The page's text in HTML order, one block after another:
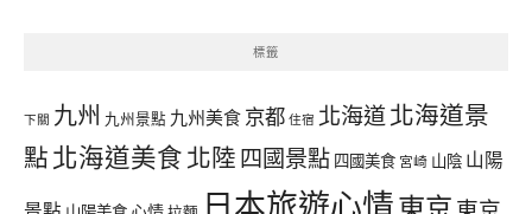
標籤
下關 九州 九州景點 九州美食 京都 住宿 北海道北海道景
點北海道美食北陸四國景點 四國美食 宮崎 山陰 山陽